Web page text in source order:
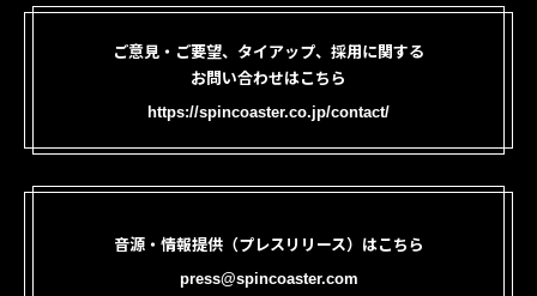
ご意見・ご要望、タイアップ、採用に関する
お問い合わせはこちら
https://spincoaster.co.jp/contact/
音源・情報提供（プレスリリース）はこちら
press@spincoaster.com